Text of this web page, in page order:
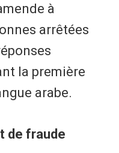
à
arrêtées
la première
arabe.
de fraude